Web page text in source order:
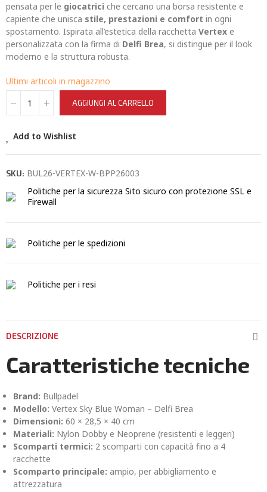
pensata per le giocatrici che cercano una borsa resistente e
capiente che unisca stile, prestazioni e comfort in ogni
spostamento. Ispirata all’estetica della racchetta Vertex e
personalizzata con la firma di Delfi Brea, si distingue per il look
moderno e la struttura robusta.
Ultimi articoli in magazzino
AGGIUNGI AL CARRELLO
Add to Wishlist
SKU: BUL26-VERTEX-W-BPP26003
Politiche per la sicurezza Sito sicuro con protezione SSL e
Firewall
Politiche per le spedizioni
Politiche per i resi
DESCRIZIONE
Caratteristiche tecniche
Brand: Bullpadel
Modello: Vertex Sky Blue Woman – Delfi Brea
Dimensioni: 60 × 28,5 × 40 cm
Materiali: Nylon Dobby e Neoprene (resistenti e leggeri)
Scomparti termici: 2 scomparti con capacità fino a 4
racchette
Scomparto principale: ampio, per abbigliamento e
attrezzatura